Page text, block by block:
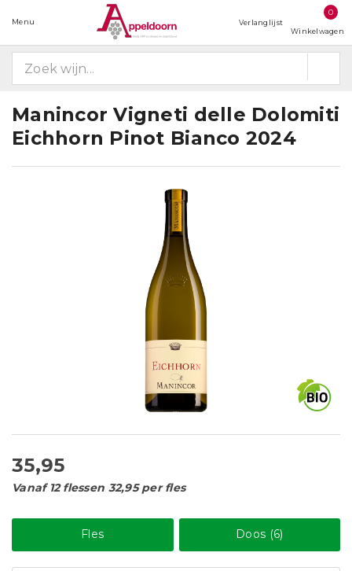
Menu Verlanglijst
0
Winkelwagen
Manincor Vigneti delle Dolomiti
Eichhorn Pinot Bianco 2024
35,95
Vanaf 12 flessen 32,95 per fles
Fles Doos (6)